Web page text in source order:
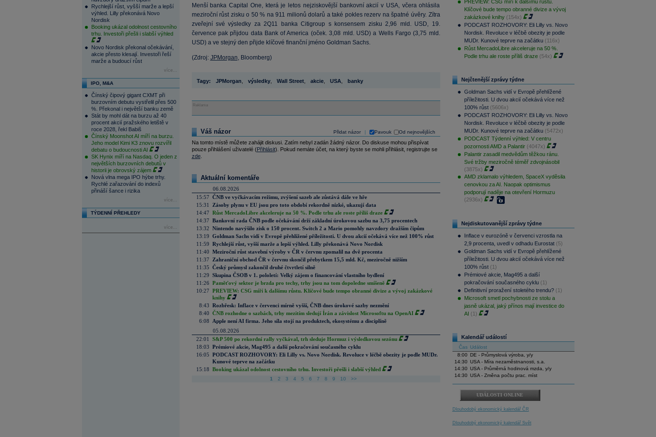
Rychlejší růst, vyšší marže a lepší
výhled. Lilly překonává Novo
Nordisk
Booking ukázal odolnost cestovního
trhu. Investoři přešli i slabší výhled
Novo Nordisk překonal očekávání,
akcie přesto klesají. Investoři řeší
marže a budoucí růst
více...
IPO, M&A
Čínský čipový gigant CXMT při
burzovním debutu vystřelil přes 500
%. Překonal i největší banku země
Stát by mohl dát na burzu až 40
procent akcií pražského letiště v
roce 2028, řekl Babiš
Čínský Moonshot AI míří na burzu.
Jeho model Kimi K3 znovu rozvířil
debatu o budoucnosti AI
SK Hynix míří na Nasdaq. O jeden z
největších burzovních debutů v
historii je obrovský zájem
Nová vlna mega IPO hýbe trhy.
Rychlé zařazování do indexů
přináší šance i rizika
více...
TÝDENNÍ PŘEHLEDY
více...
Menší banka Capital One, která je letos nejziskovější bankovní akcií v USA, včera ohlásila
meziroční růst zisku o 50 % na 911 milionů dolarů a také pokles rezerv na špatné úvěry. Zítra
zveřejní své výsledky za 2Q11 banka Citigroup s konsensem zisku 2,96 mld. USD, 19.
července pak přijdou data Bank of America (oček. 3,08 mld. USD) a Wells Fargo (3,75 mld.
USD) a ve stejný den přijde klíčové finanční jméno Goldman Sachs.
(Zdroj: JPMorgan, Bloomberg)
Tagy: JPMorgan výsledky, Wall Street, akcie, USA banky
Reklama
Přidat názor Pavouk Od nejnovějších
Váš názor
Na tomto místě můžete zahájit diskusi. Zatím nebyl zadán žádný názor. Do diskuse mohou přispívat
pouze přihlášení uživatelé (Přihlásit). Pokud nemáte účet, na který byste se mohli přihlásit, registrujte se
zde.
Aktuální komentáře
06.08.2026
15:57 ČNB ve vyčkávacím režimu, zvýšení sazeb ale zůstává dále ve hře
15:31
Zásoby plynu v EU jsou pro toto období rekordně nízké, ukazují data
14:47 Růst MercadoLibre akceleruje na 50 %. Podle trhu ale roste příliš draze
14:37 Bankovní rada ČNB podle očekávání drží základní úrokovou sazbu na 3,75 procentech
13:32 Nintendo navýšilo zisk o 150 procent. Switch 2 a Mario pomohly navzdory dražším čipům
13:19 Goldman Sachs vidí v Evropě přehlížené příležitosti. U dvou akcií očekává více než 100% růst
11:59 Rychlejší růst, vyšší marže a lepší výhled. Lilly překonává Novo Nordisk
11:40 Meziroční růst stavební výroby v ČR v červnu zpomalil na dvě procenta
11:37
Zahraniční obchod ČR v červnu skončil přebytkem 15,5 mld. Kč, meziročně nižším
11:35 Český průmysl zakončil druhé čtvrtletí silně
11:29 Skupina ČSOB v 1. pololetí: Velký zájem o financování vlastního bydlení
11:26 Paměťový sektor je brzda pro techy, trhy jsou na tom dopoledne smíšeně
10:27 PREVIEW: CSG míří k dalšímu růstu. Klíčové bude tempo obranné divize a vývoj zakázkové
knihy
8:43 Rozbřesk: Inflace v červenci mírně vyšší, ČNB dnes úrokové sazby nezmění
8:40 ČNB rozhodne o sazbách, trhy mezitím sledují Írán a závislost Microsoftu na OpenAI
6:08
Apple není AI firma. Jeho síla stojí na produktech, ekosystému a disciplíně
05.08.2026
22:01
S&P 500 po rekordní rally vyčkával, trh sleduje Hormuz i výsledkovou sezónu
18:03 Prémiové akcie, Mag495 a další pokračování současného cyklu
16:05 PODCAST ROZHOVORY: Eli Lilly vs. Novo Nordisk. Revoluce v léčbě obezity je podle MUDr.
Kunové teprve na začátku
15:18 Booking ukázal odolnost cestovního trhu. Investoři přešli i slabší výhled
1 2 3 4 5 6 7 8 9 10 >>
PREVIEW: CSG míří k dalšímu růstu.
Klíčové bude tempo obranné divize a vývoj
zakázkové knihy (154x)
PODCAST ROZHOVORY: Eli Lilly vs. Novo
Nordisk. Revoluce v léčbě obezity je podle
MUDr. Kunové teprve na začátku (116x)
Růst MercadoLibre akceleruje na 50 %.
Podle trhu ale roste příliš draze (54x)
Nejčtenější zprávy týdne
Goldman Sachs vidí v Evropě přehlížené
příležitosti. U dvou akcií očekává více než
100% růst (5606x)
PODCAST ROZHOVORY: Eli Lilly vs. Novo
Nordisk. Revoluce v léčbě obezity je podle
MUDr. Kunové teprve na začátku (5472x)
PODCAST Týdenní výhled: V centru
pozornosti AMD a Palantir (4047x)
Palantir zasadil medvědům těžkou ránu.
Své tržby meziročně téměř zdvojnásobil
(3875x)
AMD zklamalo výhledem, SpaceX vyděsila
cenovkou za AI. Naopak optimismus
podporují naděje na otevření Hormuzu
(2936x)
Nejdiskutovanější zprávy týdne
Inflace v eurozóně v červenci vzrostla na
2,9 procenta, uvedl v odhadu Eurostat (5)
Goldman Sachs vidí v Evropě přehlížené
příležitosti. U dvou akcií očekává více než
100% růst (1)
Prémiové akcie, Mag495 a další
pokračování současného cyklu (1)
Definitivní proražení stoletého trendu? (1)
Microsoft smetl pochybnosti ze stolu a
jasně ukázal, jaký přínos mají investice do
AI (1)
Kalendář událostí
Čas Událost
8:00
DE - Průmyslová výroba, y/y
14:30 USA - Míra nezaměstnanosti, s.a.
14:30 USA - Průměrná hodinová mzda, y/y
14:30 USA - Změna počtu prac. míst
UDÁLOSTI ONLINE
Dlouhodobý ekonomický kalendář ČR
Dlouhodobý ekonomický kalendář Svět